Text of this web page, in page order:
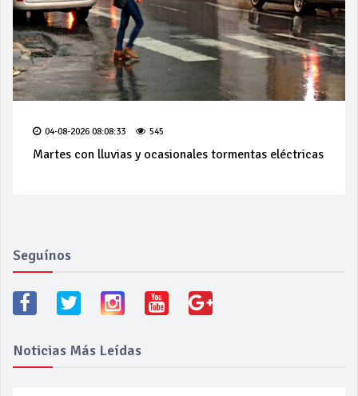
04-08-2026 08:08:33 545
Martes con lluvias y ocasionales tormentas eléctricas
Seguínos
Noticias Más Leídas